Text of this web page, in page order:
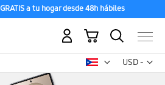
a tu hogar desde 48h hábiles
USD -
dólar
Mi carrito